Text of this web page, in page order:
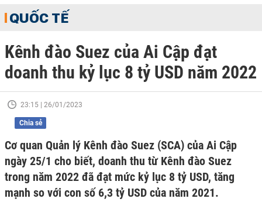
QUỐC TẾ
Kênh đào Suez của Ai Cập đạt
doanh thu kỷ lục 8 tỷ USD năm 2022
23:15 | 26/01/2023
Chia sẻ
Cơ quan Quản lý Kênh đào Suez (SCA) của Ai Cập
ngày 25/1 cho biết, doanh thu từ Kênh đào Suez
trong năm 2022 đã đạt mức kỷ lục 8 tỷ USD, tăng
mạnh so với con số 6,3 tỷ USD của năm 2021.